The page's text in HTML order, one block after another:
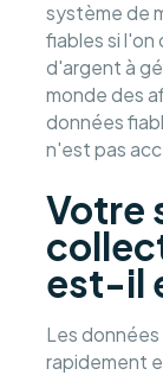
système de
fiables si
d'argent à
monde des
données
n'est pas
Votre
est-il
Les
rapidement